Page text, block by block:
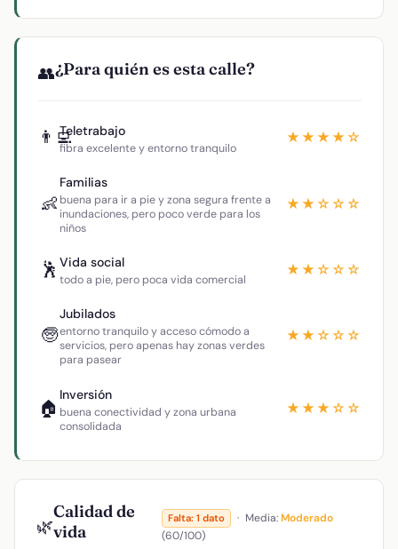
👥¿Para quién es esta calle?
👨‍💻Teletrabajo
fibra excelente y entorno tranquilo
★★★★☆
👶
Familias
buena para ir a pie y zona segura frente a
inundaciones, pero poco verde para los
niños
★★☆☆☆
🕺 Vida social
todo a pie, pero poca vida comercial
★★☆☆☆
🧓
Jubilados
entorno tranquilo y acceso cómodo a
servicios, pero apenas hay zonas verdes
para pasear
★★☆☆☆
🏠
Inversión
buena conectividad y zona urbana
consolidada
★★★☆☆
🌿
Calidad de
vida
Falta: 1 dato · Media:Moderado
(60/100)